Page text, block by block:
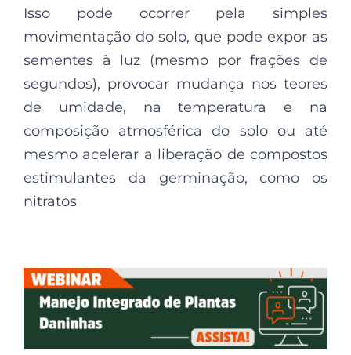
Isso pode ocorrer pela simples
movimentação do solo, que pode expor as
sementes à luz (mesmo por frações de
segundos), provocar mudança nos teores
de umidade, na temperatura e na
composição atmosférica do solo ou até
mesmo acelerar a liberação de compostos
estimulantes da germinação, como os
nitratos